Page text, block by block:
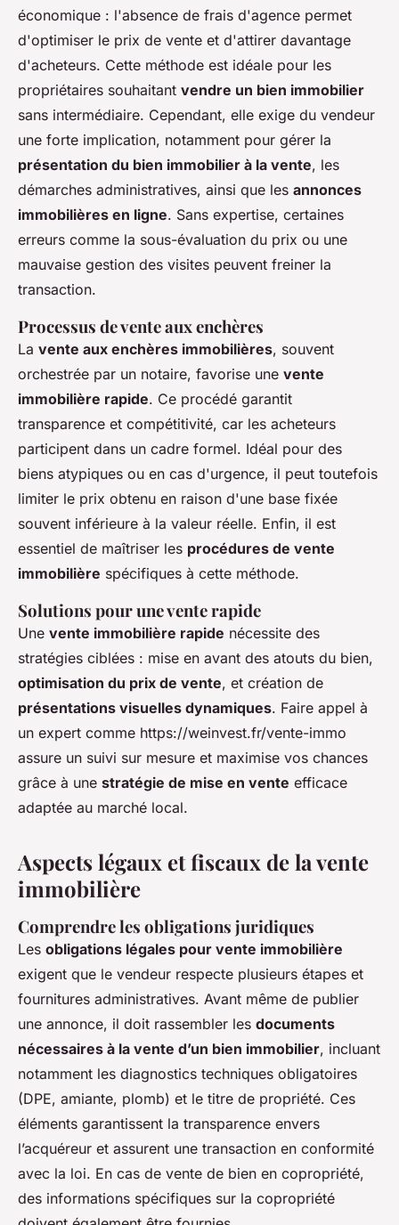
économique : l'absence de frais d'agence permet
d'optimiser le prix de vente et d'attirer davantage
d'acheteurs. Cette méthode est idéale pour les
propriétaires souhaitant vendre un bien immobilier
sans intermédiaire. Cependant, elle exige du vendeur
une forte implication, notamment pour gérer la
présentation du bien immobilier à la vente, les
démarches administratives, ainsi que les annonces
immobilières en ligne. Sans expertise, certaines
erreurs comme la sous-évaluation du prix ou une
mauvaise gestion des visites peuvent freiner la
transaction.
Processus de vente aux enchères
La vente aux enchères immobilières, souvent
orchestrée par un notaire, favorise une vente
immobilière rapide. Ce procédé garantit
transparence et compétitivité, car les acheteurs
participent dans un cadre formel. Idéal pour des
biens atypiques ou en cas d'urgence, il peut toutefois
limiter le prix obtenu en raison d'une base fixée
souvent inférieure à la valeur réelle. Enfin, il est
essentiel de maîtriser les procédures de vente
immobilière spécifiques à cette méthode.
Solutions pour une vente rapide
Une vente immobilière rapide nécessite des
stratégies ciblées : mise en avant des atouts du bien,
optimisation du prix de vente, et création de
présentations visuelles dynamiques. Faire appel à
un expert comme https://weinvest.fr/vente-immo
assure un suivi sur mesure et maximise vos chances
grâce à une stratégie de mise en vente efficace
adaptée au marché local.
Aspects légaux et fiscaux de la vente
immobilière
Comprendre les obligations juridiques
Les obligations légales pour vente immobilière
exigent que le vendeur respecte plusieurs étapes et
fournitures administratives. Avant même de publier
une annonce, il doit rassembler les documents
nécessaires à la vente d’un bien immobilier, incluant
notamment les diagnostics techniques obligatoires
(DPE, amiante, plomb) et le titre de propriété. Ces
éléments garantissent la transparence envers
l’acquéreur et assurent une transaction en conformité
avec la loi. En cas de vente de bien en copropriété,
des informations spécifiques sur la copropriété